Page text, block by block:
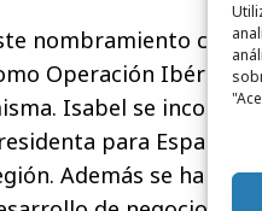
nombramiento
Operación Ibérica,
Isabel se
para España y
Además se ha